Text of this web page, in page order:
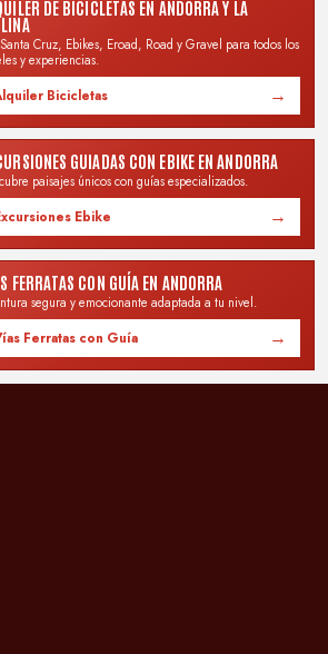
DE BICICLETAS EN ANDORRA Y LA
Cruz, Ebikes, Eroad, Road y Gravel para todos los
y experiencias.
Bicicletas
→
GUIADAS CON EBIKE EN ANDORRA
paisajes únicos con guías especializados.
Ebike
→
FERRATAS CON GUÍA EN ANDORRA
segura y emocionante adaptada a tu nivel.
Ferratas con Guía
→